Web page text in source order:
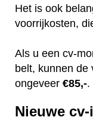
Het is ook
voorrijkosten,
Als u een cv-
belt, kunnen de
ongeveer €85,-.
Nieuwe